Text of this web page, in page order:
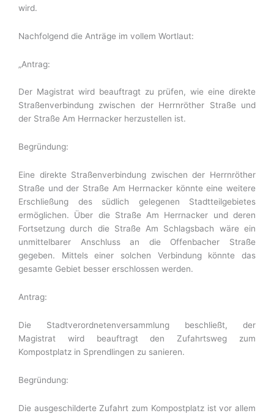
wird.
Nachfolgend die Anträge im vollem Wortlaut:
„Antrag:
Der Magistrat wird beauftragt zu prüfen, wie eine direkte
Straßenverbindung zwischen der Herrnröther Straße und
der Straße Am Herrnacker herzustellen ist.
Begründung:
Eine direkte Straßenverbindung zwischen der Herrnröther
Straße und der Straße Am Herrnacker könnte eine weitere
Erschließung des südlich gelegenen Stadtteilgebietes
ermöglichen. Über die Straße Am Herrnacker und deren
Fortsetzung durch die Straße Am Schlagsbach wäre ein
unmittelbarer Anschluss an die Offenbacher Straße
gegeben. Mittels einer solchen Verbindung könnte das
gesamte Gebiet besser erschlossen werden.
Antrag:
Die Stadtverordnetenversammlung beschließt, der
Magistrat wird beauftragt den Zufahrtsweg zum
Kompostplatz in Sprendlingen zu sanieren.
Begründung:
Die ausgeschilderte Zufahrt zum Kompostplatz ist vor allem